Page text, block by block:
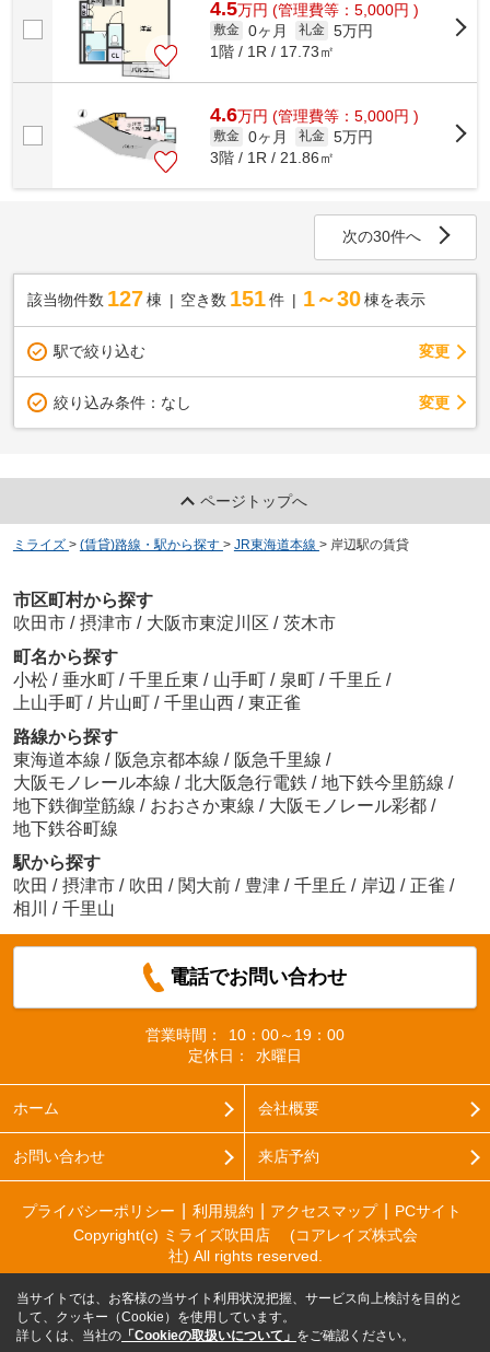
4.5万円 (管理費等：5,000円 )
敷金 0ヶ月 礼金 5万円
1階 / 1R / 17.73㎡
4.6万円 (管理費等：5,000円 )
敷金 0ヶ月 礼金 5万円
3階 / 1R / 21.86㎡
次の30件へ
該当物件数 127棟 空き数 151 件 1～30 棟を表示
駅で絞り込む 変更
絞り込み条件： なし 変更
ページトップへ
ミライズ > (賃貸)路線・駅から探す > JR東海道本線 > 岸辺駅の賃貸
市区町村から探す
吹田市 / 摂津市 / 大阪市東淀川区 / 茨木市
町名から探す
小松 / 垂水町 / 千里丘東 / 山手町 / 泉町 / 千里丘 /
上山手町 / 片山町 / 千里山西 / 東正雀
路線から探す
東海道本線 / 阪急京都本線 / 阪急千里線 /
大阪モノレール本線 / 北大阪急行電鉄 / 地下鉄今里筋線 /
地下鉄御堂筋線 / おおさか東線 / 大阪モノレール彩都 /
地下鉄谷町線
駅から探す
吹田 / 摂津市 / 吹田 / 関大前 / 豊津 / 千里丘 / 岸辺 / 正雀 /
相川
/ 千里山
電話でお問い合わせ
営業時間：
10：00～19：00
定休日：
水曜日
ホーム 会社概要
お問い合わせ 来店予約
プライバシーポリシー 利用規約 アクセスマップ
PCサイト
Copyright(c) ミライズ吹田店 (コアレイズ株式会
社) All rights reserved.
当サイトでは、お客様の当サイト利用状況把握、サービス向上検討を目的と
して、クッキー（Cookie）を使用しています。
詳しくは、当社の 「Cookieの取扱いについて」 をご確認ください。